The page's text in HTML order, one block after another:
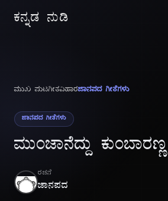
ಕನ್ನಡ ನುಡಿ
ಮುಖ ಪುಟಗೀತವಿಹಾರಜಾನಪದ ಗೀತೆಗಳು
ಜಾನಪದ ಗೀತೆಗಳು
ಮುಂಜಾನೆದ್ದು ಕುಂಬಾರಣ್ಣ
ರಚನೆ
ಜಾನಪದ